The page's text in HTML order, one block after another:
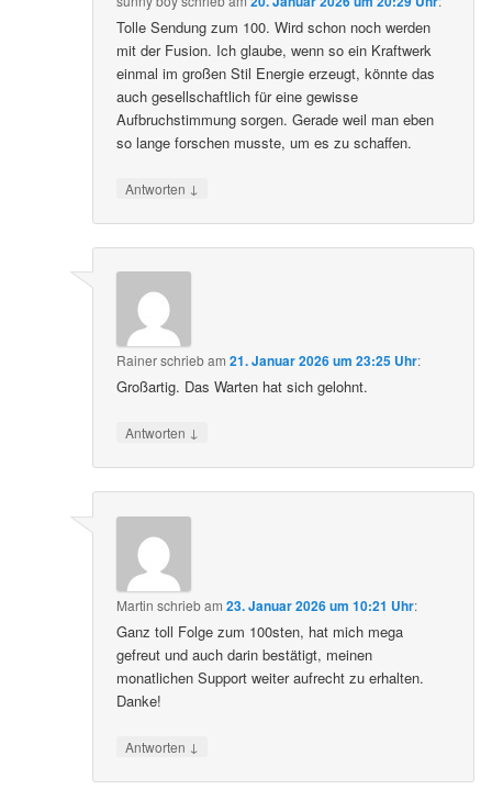
Tolle Sendung zum 100. Wird schon noch werden
mit der Fusion. Ich glaube, wenn so ein Kraftwerk
einmal im großen Stil Energie erzeugt, könnte das
auch gesellschaftlich für eine gewisse
Aufbruchstimmung sorgen. Gerade weil man eben
so lange forschen musste, um es zu schaffen.
Antworten ↓
Rainerschriebam21. Januar 2026 um 23:25 Uhr:
Großartig. Das Warten hat sich gelohnt.
Antworten ↓
Martin schriebam23. Januar 2026 um 10:21 Uhr:
Ganz toll Folge zum 100sten, hat mich mega
gefreut und auch darin bestätigt, meinen
monatlichen Support weiter aufrecht zu erhalten.
Danke!
Antworten ↓